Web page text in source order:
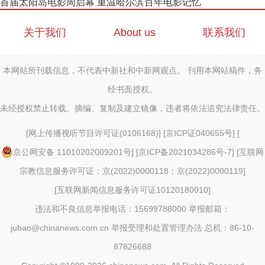
首届太阳岛电影周启幕 重温哈尔滨百年电影记忆
关于我们 About us 联系我们
本网站所刊载信息，不代表中新社和中新网观点。 刊用本网站稿件，务
经书面授权。
未经授权禁止转载、摘编、复制及建立镜像，违者将依法追究法律责任。
[网上传播视听节目许可证(0106168)] [京ICP证040655号] [
京公网安备 11010202009201号] [京ICP备2021034286号-7] [互联网
宗教信息服务许可证：京(2022)0000118；京(2022)0000119]
[互联网新闻信息服务许可证10120180010]
违法和不良信息举报电话：15699788000 举报邮箱：
jubao@chinanews.com.cn 举报受理和处置管理办法 总机：86-10-
87826688